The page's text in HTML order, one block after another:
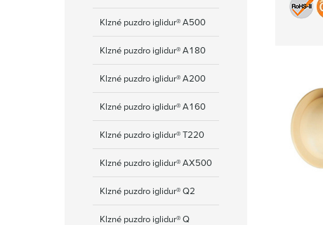
Klzné puzdro iglidur® A500
Klzné puzdro iglidur® A180
Klzné puzdro iglidur® A200
Klzné puzdro iglidur® A160
Klzné puzdro iglidur® T220
Klzné puzdro iglidur® AX500
Klzné puzdro iglidur® Q2
Klzné puzdro iglidur® Q